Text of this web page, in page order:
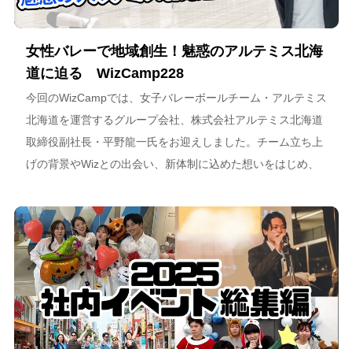
女性バレーで地域創生！魅惑のアルテミス北海
道に迫る WizCamp228
今回のWizCampでは、女子バレーボールチーム・アルテミス
北海道を運営するグループ会社、株式会社アルテミス北海道
取締役副社長・平野龍一氏をお迎えしました。チーム立ち上
げの背景やWizとの出会い、新体制に込めた想いをはじめ、
海道が描く今後のビジョンについて語っています。